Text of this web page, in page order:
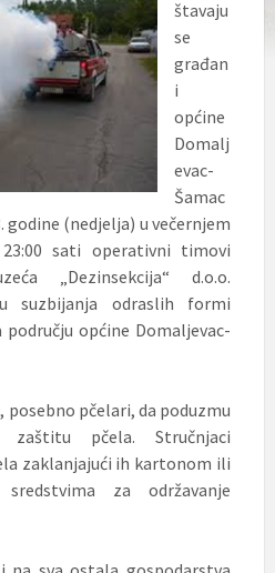
štavaju
se
građan
i
općine
Domalj
evac-
Šamac
godine (nedjelja) u večernjem
sati operativni timovi
„ Dezinsekcija“ d.o.o.
suzbijanja odraslih formi
području općine Domaljevac-
posebno pčelari, da poduzmu
pčela. Stručnjaci
zaklanjajući ih kartonom ili
za održavanje